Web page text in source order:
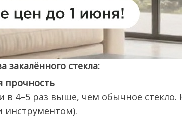
стекла:
прочность
в 4–5 раз выше, чем обычное